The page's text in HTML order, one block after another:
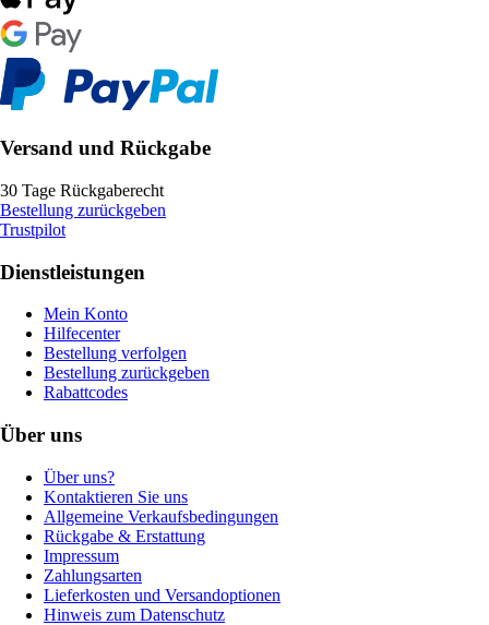
Versand und Rückgabe
30 Tage Rückgaberecht
Bestellung zurückgeben
Trustpilot
Dienstleistungen
Mein Konto
Hilfecenter
Bestellung verfolgen
Bestellung zurückgeben
Rabattcodes
Über uns
Über uns?
Kontaktieren Sie uns
Allgemeine Verkaufsbedingungen
Rückgabe & Erstattung
Impressum
Zahlungsarten
Lieferkosten und Versandoptionen
Hinweis zum Datenschutz